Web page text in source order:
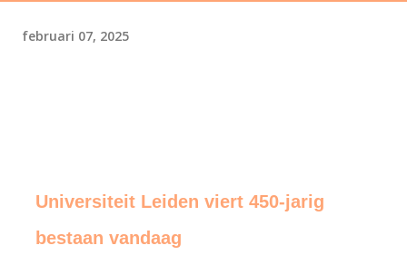
februari 07, 2025
Universiteit Leiden viert 450-jarig
bestaan vandaag